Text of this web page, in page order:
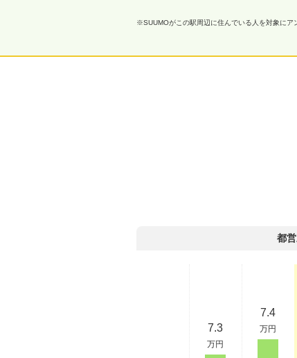
※SUUMOがこの駅周辺に住んでいる人を対象にア
都
7.3
万円
7.4
万円